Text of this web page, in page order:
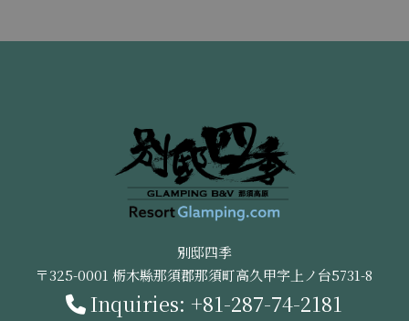
別邸四季
〒325-0001 栃木縣那須郡那須町高久甲字上ノ台5731-8
Inquiries: +81-287-74-2181